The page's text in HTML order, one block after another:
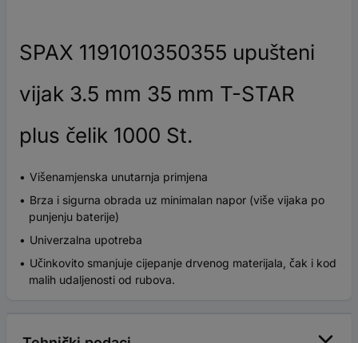
SPAX 1191010350355 upušteni
vijak 3.5 mm 35 mm T-STAR
plus čelik 1000 St.
Višenamjenska unutarnja primjena
Brza i sigurna obrada uz minimalan napor (više vijaka po
punjenju baterije)
Univerzalna upotreba
Učinkovito smanjuje cijepanje drvenog materijala, čak i kod
malih udaljenosti od rubova.